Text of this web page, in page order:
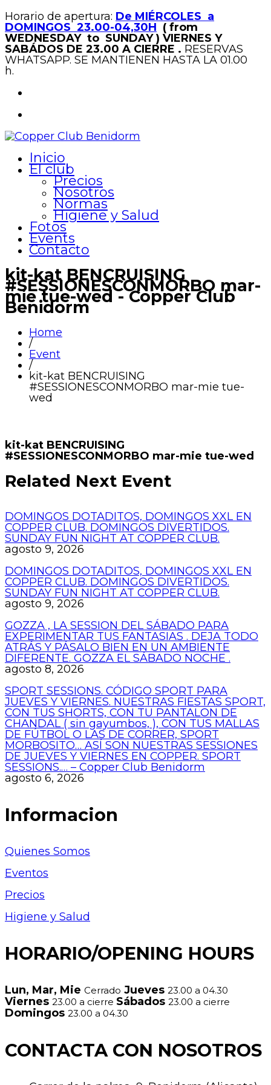
Horario de apertura: De MIÉRCOLES a
DOMINGOS 23.00-04,30H ( from
WEDNESDAY to SUNDAY ) VIERNES Y
SABÁDOS DE 23.00 A CIERRE . RESERVAS
WHATSAPP. SE MANTIENEN HASTA LA 01.00
h.
Inicio
El club
Precios
Nosotros
Normas
Higiene y Salud
Fotos
Events
Contacto
kit-kat BENCRUISING
#SESSIONESCONMORBO mar-
mie tue-wed - Copper Club
Benidorm
Home
/
Event
/
kit-kat BENCRUISING
#SESSIONESCONMORBO mar-mie tue-
wed
kit-kat BENCRUISING
#SESSIONESCONMORBO mar-mie tue-wed
Related Next Event
DOMINGOS DOTADITOS, DOMINGOS XXL EN
COPPER CLUB. DOMINGOS DIVERTIDOS.
SUNDAY FUN NIGHT AT COPPER CLUB.
agosto 9, 2026
DOMINGOS DOTADITOS, DOMINGOS XXL EN
COPPER CLUB. DOMINGOS DIVERTIDOS.
SUNDAY FUN NIGHT AT COPPER CLUB.
agosto 9, 2026
GOZZA , LA SESSION DEL SÁBADO PARA
EXPERIMENTAR TUS FANTASIAS . DEJA TODO
ATRÁS Y PÁSALO BIEN EN UN AMBIENTE
DIFERENTE. GOZZA EL SÁBADO NOCHE .
agosto 8, 2026
SPORT SESSIONS. CÓDIGO SPORT PARA
JUEVES Y VIERNES. NUESTRAS FIESTAS SPORT,
CON TUS SHORTS, CON TU PANTALON DE
CHANDAL ( sin gayumbos, ), CON TUS MALLAS
DE FÚTBOL O LAS DE CORRER, SPORT
MORBOSITO… ASÍ SON NUESTRAS SESSIONES
DE JUEVES Y VIERNES EN COPPER. SPORT
SESSIONS.… – Copper Club Benidorm
agosto 6, 2026
Informacion
Quienes Somos
Eventos
Precios
Higiene y Salud
HORARIO/OPENING HOURS
Lun, Mar, Mie Cerrado Jueves 23.00 a 04.30
Viernes 23.00 a cierre Sábados 23.00 a cierre
Domingos 23.00 a 04.30
CONTACTA CON NOSOTROS